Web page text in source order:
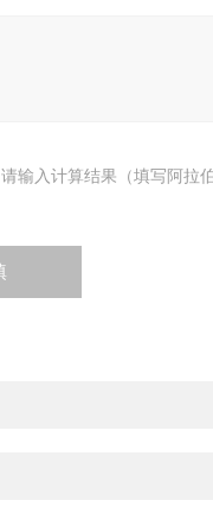
请输入计算结果（填写阿拉